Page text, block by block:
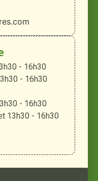
- 16h30
- 16h30
- 16h30
13h30 - 16h30